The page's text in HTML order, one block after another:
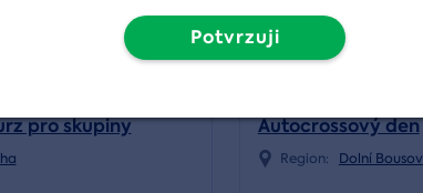
pro skupiny Autocrossový den
Region: Dolní Bousov
Potvrzuji